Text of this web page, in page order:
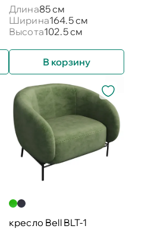
Длина85 см
Ширина164.5 см
Высота102.5 см
В корзину
кресло Bell BLT-1